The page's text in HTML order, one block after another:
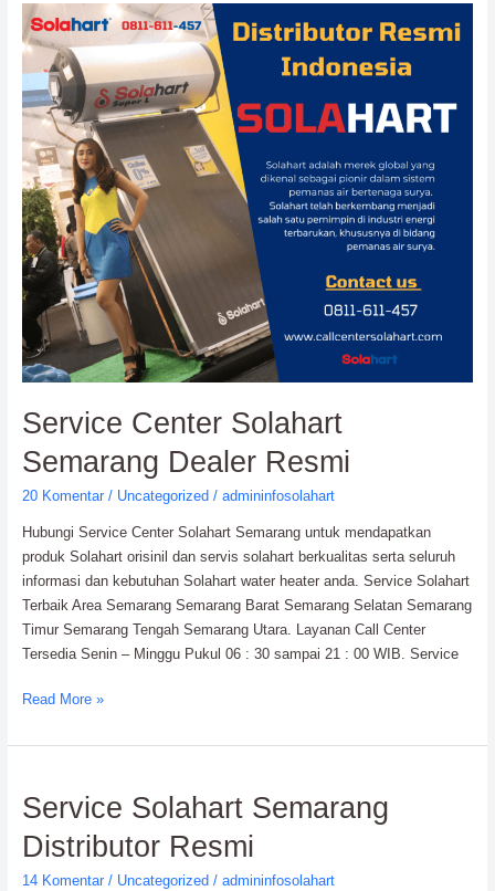
Service Center Solahart
Semarang Dealer Resmi
20 Komentar / Uncategorized / admininfosolahart
Hubungi Service Center Solahart Semarang untuk mendapatkan
produk Solahart orisinil dan servis solahart berkualitas serta seluruh
informasi dan kebutuhan Solahart water heater anda. Service Solahart
Terbaik Area Semarang Semarang Barat Semarang Selatan Semarang
Timur Semarang Tengah Semarang Utara. Layanan Call Center
Tersedia Senin – Minggu Pukul 06 : 30 sampai 21 : 00 WIB. Service
Service
Center
Solahart
Semarang
Dealer
Resmi
Read More »
Service Solahart Semarang
Distributor Resmi
14 Komentar / Uncategorized / admininfosolahart
Service
Solahart
Semarang
Distributor